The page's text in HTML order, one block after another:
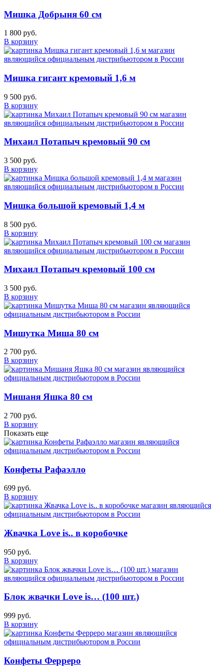
Мишка Добрыня 60 см
1 800 руб.
В корзину
Мишка гигант кремовый 1,6 м
9 500 руб.
В корзину
Михаил Потапыч кремовый 90 см
3 500 руб.
В корзину
Мишка большой кремовый 1,4 м
8 500 руб.
В корзину
Михаил Потапыч кремовый 100 см
3 500 руб.
В корзину
Мишутка Миша 80 см
2 700 руб.
В корзину
Мишаня Яшка 80 см
2 700 руб.
В корзину
Показать еще
Конфеты Рафаэлло
699 руб.
В корзину
Жвачка Love is.. в коробочке
950 руб.
В корзину
Блок жвачки Love is… (100 шт.)
999 руб.
В корзину
Конфеты Ферреро